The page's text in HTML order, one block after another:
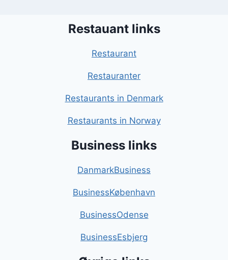
Restauant links
Restaurant
Restauranter
Restaurants in Denmark
Restaurants in Norway
Business links
DanmarkBusiness
BusinessKøbenhavn
BusinessOdense
BusinessEsbjerg